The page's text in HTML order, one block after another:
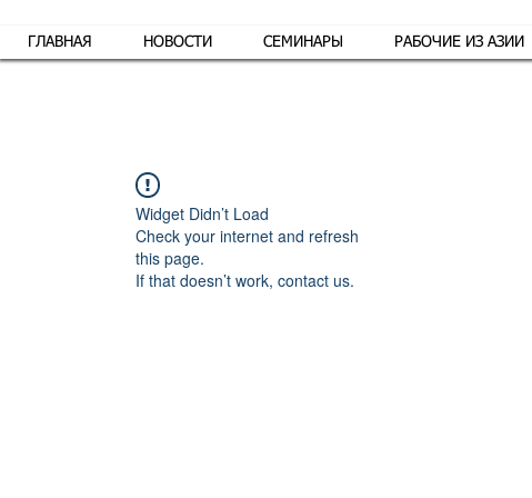
ГЛАВНАЯ НОВОСТИ СЕМИНАРЫ РАБОЧИЕ ИЗ АЗИИ
Widget Didn’t Load
Check your internet and refresh
this page.
If that doesn’t work, contact us.